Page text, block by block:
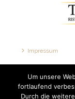
Impressum
Um unsere
fortlaufend
Durch die